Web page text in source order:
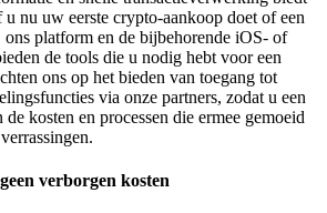
nu uw eerste crypto-aankoop doet of een
ons platform en de bijbehorende iOS- of
de tools die u nodig hebt voor een
ons op het bieden van toegang tot
via onze partners, zodat u een
kosten en processen die ermee gemoeid
verborgen kosten